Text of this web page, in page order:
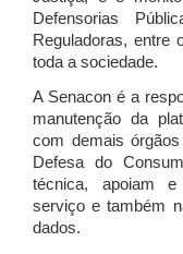
Defensorias
Reguladoras, entre
toda a sociedade.
A Senacon é a
manutenção da
com demais
Defesa do
técnica, apoiam
serviço e também
dados.